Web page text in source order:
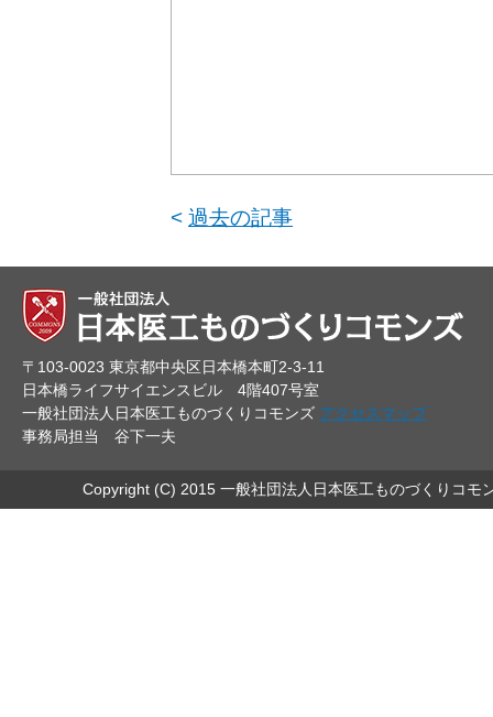
< 過去の記事
〒103-0023 東京都中央区日本橋本町2-3-11
日本橋ライフサイエンスビル 4階407号室
一般社団法人日本医工ものづくりコモンズ アクセスマップ
事務局担当 谷下一夫
Copyright (C) 2015 一般社団法人日本医工ものづくりコ